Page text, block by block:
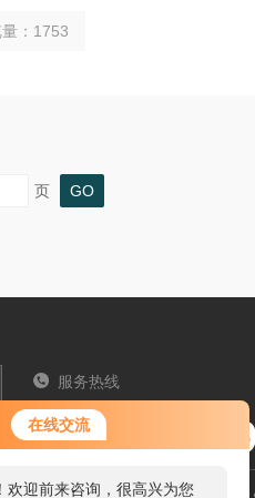
在线交流
欢迎前来咨询，很高兴为您
有结构紧凑。耗能低，效率
：1753
页
服务热线
025-